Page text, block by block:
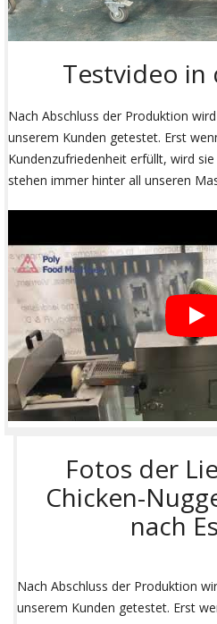
Testvideo in
Nach Abschluss der Produktion
unserem Kunden getestet. Erst
Kundenzufriedenheit erfüllt, wird
stehen immer hinter all unseren
Fotos der
Chicken-
nach
Nach Abschluss der Produktion
unserem Kunden getestet. Erst